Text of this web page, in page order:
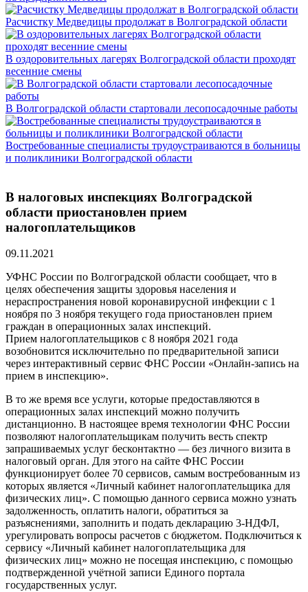
Расчистку Медведицы продолжат в Волгоградской области
В оздоровительных лагерях Волгоградской области проходят
весенние смены
В Волгоградской области стартовали лесопосадочные работы
Востребованные специалисты трудоустраиваются в больницы
и поликлиники Волгоградской области
В налоговых инспекциях Волгоградской
области приостановлен прием
налогоплательщиков
09.11.2021
УФНС России по Волгоградской области сообщает, что в
целях обеспечения защиты здоровья населения и
нераспространения новой коронавирусной инфекции с 1
ноября по 3 ноября текущего года приостановлен прием
граждан в операционных залах инспекций.
Прием налогоплательщиков с 8 ноября 2021 года
возобновится исключительно по предварительной записи
через интерактивный сервис ФНС России «Онлайн-запись на
прием в инспекцию».
В то же время все услуги, которые предоставляются в
операционных залах инспекций можно получить
дистанционно. В настоящее время технологии ФНС России
позволяют налогоплательщикам получить весть спектр
запрашиваемых услуг бесконтактно — без личного визита в
налоговый орган. Для этого на сайте ФНС России
функционирует более 70 сервисов, самым востребованным из
которых является «Личный кабинет налогоплательщика для
физических лиц». С помощью данного сервиса можно узнать
задолженность, оплатить налоги, обратиться за
разъяснениями, заполнить и подать декларацию 3-НДФЛ,
урегулировать вопросы расчетов с бюджетом. Подключиться к
сервису «Личный кабинет налогоплательщика для
физических лиц» можно не посещая инспекцию, с помощью
подтвержденной учётной записи Единого портала
государственных услуг.